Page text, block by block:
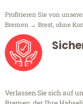
Profitieren Sie von
Bremen → Brest, ohne
Verlassen Sie sich auf